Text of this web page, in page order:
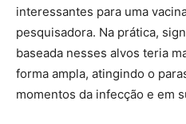
interessantes para uma
pesquisadora. Na prática,
baseada nesses alvos teria
forma ampla, atingindo o
momentos da infecção e em